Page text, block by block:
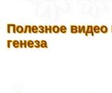
Полезное видео
генеза